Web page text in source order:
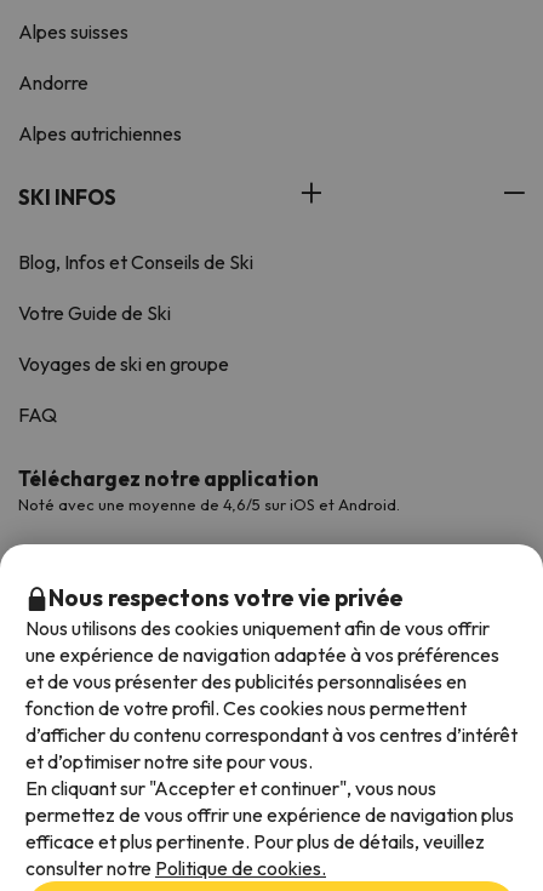
Alpes suisses
Andorre
Alpes autrichiennes
SKI INFOS
Blog, Infos et Conseils de Ski
Votre Guide de Ski
Voyages de ski en groupe
FAQ
Téléchargez notre application
Noté avec une moyenne de 4,6/5 sur iOS et Android.
Modes de paiement disponibles
Nous respectons votre vie privée
Nous utilisons des cookies uniquement afin de vous offrir
une expérience de navigation adaptée à vos préférences
et de vous présenter des publicités personnalisées en
fonction de votre profil. Ces cookies nous permettent
d’afficher du contenu correspondant à vos centres d’intérêt
et d’optimiser notre site pour vous.
En cliquant sur "Accepter et continuer", vous nous
permettez de vous offrir une expérience de navigation plus
efficace et plus pertinente. Pour plus de détails, veuillez
consulter notre Politique de cookies.